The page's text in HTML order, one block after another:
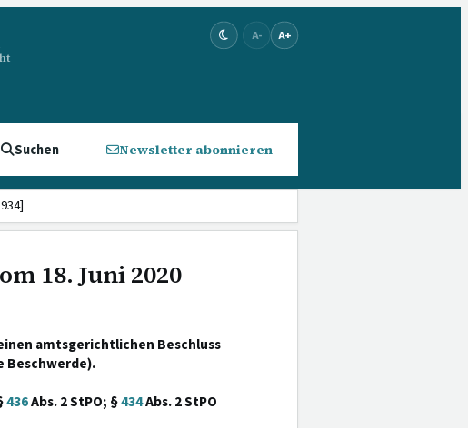
A- A+
Suchen Newsletter abonnieren
18. Juni 2020
amtsgerichtlichen Beschluss
Beschwerde).
436Abs. 2 StPO; §434Abs. 2 StPO